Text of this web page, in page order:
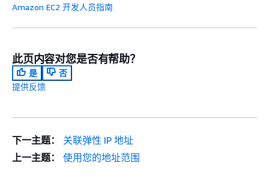
Amazon EC2 开发人员指南
此页内容对您是否有帮助？
是
否
提供反馈
下一主题：
关联弹性 IP 地址
上一主题：
使用您的地址范围